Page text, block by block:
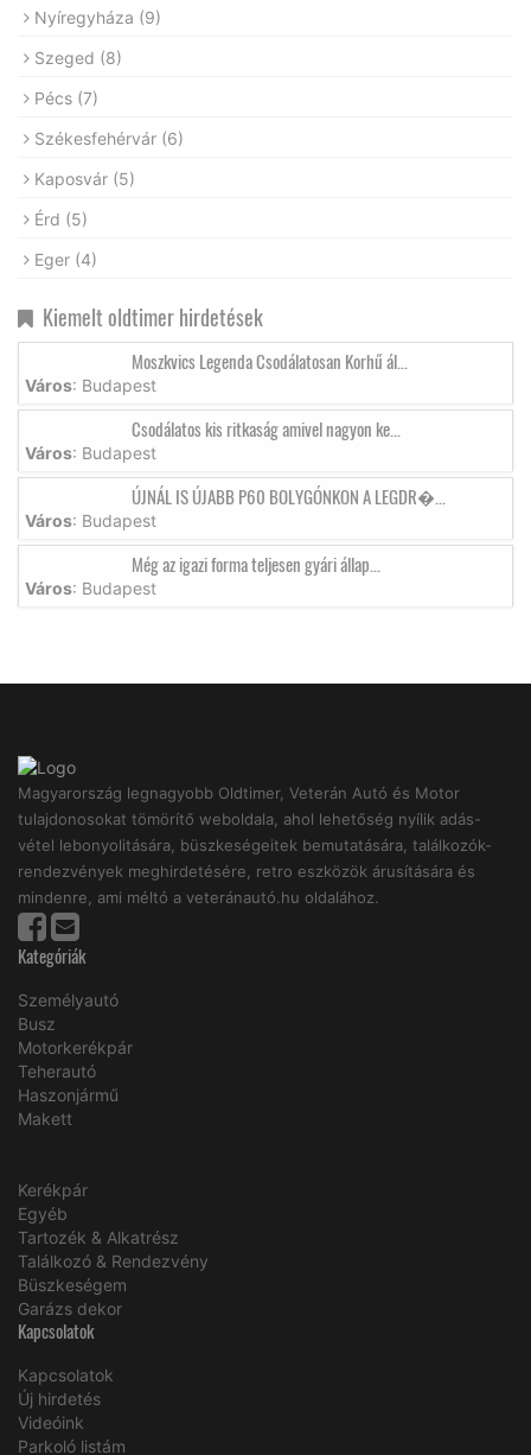
Nyíregyháza (9)
Szeged (8)
Pécs (7)
Székesfehérvár (6)
Kaposvár (5)
Érd (5)
Eger (4)
Kiemelt oldtimer hirdetések
Moszkvics Legenda Csodálatosan Korhű ál...
Város: Budapest
Csodálatos kis ritkaság amivel nagyon ke...
Város: Budapest
ÚJNÁL IS ÚJABB P60 BOLYGÓNKON A LEGDR�...
Város: Budapest
Még az igazi forma teljesen gyári állap...
Város: Budapest
Magyarország legnagyobb Oldtimer, Veterán Autó és Motor
tulajdonosokat tömörítő weboldala, ahol lehetőség nyílik adás-
vétel lebonyolitására, büszkeségeitek bemutatására, találkozók-
rendezvények meghirdetésére, retro eszközök árusítására és
mindenre, ami méltó a veteránautó.hu oldalához.
Kategóriák
Személyautó
Busz
Motorkerékpár
Teherautó
Haszonjármű
Makett
Kerékpár
Egyéb
Tartozék & Alkatrész
Találkozó & Rendezvény
Büszkeségem
Garázs dekor
Kapcsolatok
Kapcsolatok
Új hirdetés
Videóink
Parkoló listám